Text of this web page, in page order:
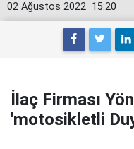
15:20
02 Ağustos 2022
İlaç Firması
'motosikletli